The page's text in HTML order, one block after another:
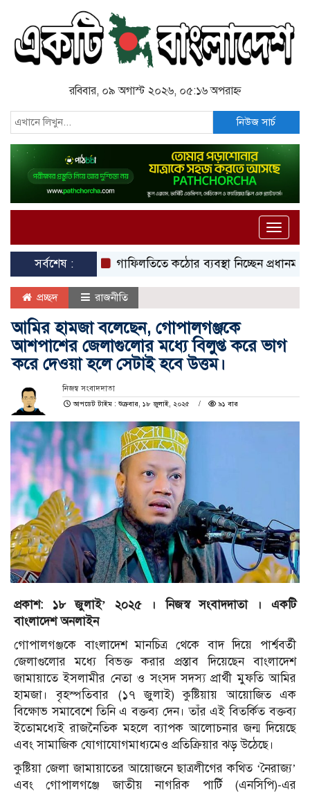
রবিবার, ০৯ অগাস্ট ২০২৬, ০৫:১৬ অপরাহ্ন
নিউজ সার্চ
Toggle
সর্বশেষ :
গাফিলতিতে কঠোর ব্যবস্থা নিচ্ছেন প্রধানমন্ত্রী: রিজভী
প্রচ্ছদ রাজনীতি
আমির হামজা বলেছেন, গোপালগঞ্জকে
আশপাশের জেলাগুলোর মধ্যে বিলুপ্ত করে ভাগ
করে দেওয়া হলে সেটাই হবে উত্তম।
নিজস্ব সংবাদদাতা
আপডেট টাইম : শুক্রবার, ১৮ জুলাই, ২০২৫
৯১ বার
প্রকাশ: ১৮ জুলাই’ ২০২৫ । নিজস্ব সংবাদদাতা । একটি
বাংলাদেশ অনলাইন
গোপালগঞ্জকে বাংলাদেশ মানচিত্র থেকে বাদ দিয়ে পার্শ্ববর্তী
জেলাগুলোর মধ্যে বিভক্ত করার প্রস্তাব দিয়েছেন বাংলাদেশ
জামায়াতে ইসলামীর নেতা ও সংসদ সদস্য প্রার্থী মুফতি আমির
হামজা। বৃহস্পতিবার (১৭ জুলাই) কুষ্টিয়ায় আয়োজিত এক
বিক্ষোভ সমাবেশে তিনি এ বক্তব্য দেন। তাঁর এই বিতর্কিত বক্তব্য
ইতোমধ্যেই রাজনৈতিক মহলে ব্যাপক আলোচনার জন্ম দিয়েছে
এবং সামাজিক যোগাযোগমাধ্যমেও প্রতিক্রিয়ার ঝড় উঠেছে।
কুষ্টিয়া জেলা জামায়াতের আয়োজনে ছাত্রলীগের কথিত ‘নৈরাজ্য’
এবং গোপালগঞ্জে জাতীয় নাগরিক পার্টি (এনসিপি)-এর